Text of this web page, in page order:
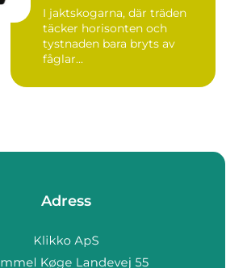
I jaktskogarna, där träden
täcker horisonten och
tystnaden bara bryts av
fåglar...
Adress